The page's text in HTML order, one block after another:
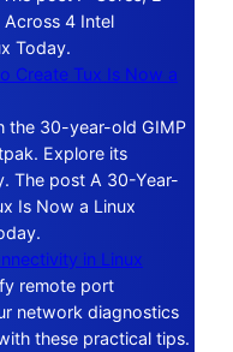
Across 4 Intel
Today.
Create Tux Is Now a
the 30-year-old GIMP
Explore its
The post A 30-Year-
Is Now a Linux
in Linux
remote port
network diagnostics
these practical tips.